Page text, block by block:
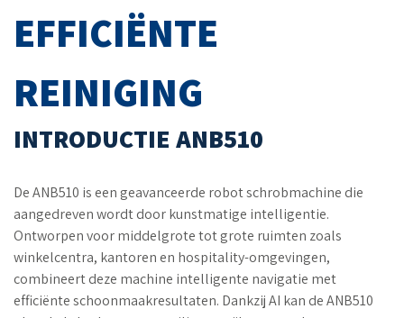
EFFICIËNTE
REINIGING
INTRODUCTIE ANB510
De ANB510 is een geavanceerde robot schrobmachine die
aangedreven wordt door kunstmatige intelligentie.
Ontworpen voor middelgrote tot grote ruimten zoals
winkelcentra, kantoren en hospitality-omgevingen,
combineert deze machine intelligente navigatie met
efficiënte schoonmaakresultaten. Dankzij AI kan de ANB510